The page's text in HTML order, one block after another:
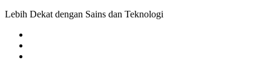
Lebih Dekat dengan Sains dan Teknologi